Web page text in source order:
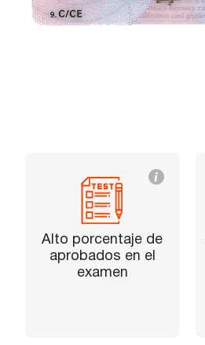
Alto porcentaje de
aprobados en el
examen
i